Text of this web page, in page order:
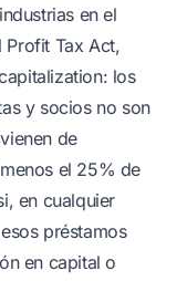
en el
Profit Tax Act,
los
y socios no son
de
el 25% de
en cualquier
préstamos
en capital o